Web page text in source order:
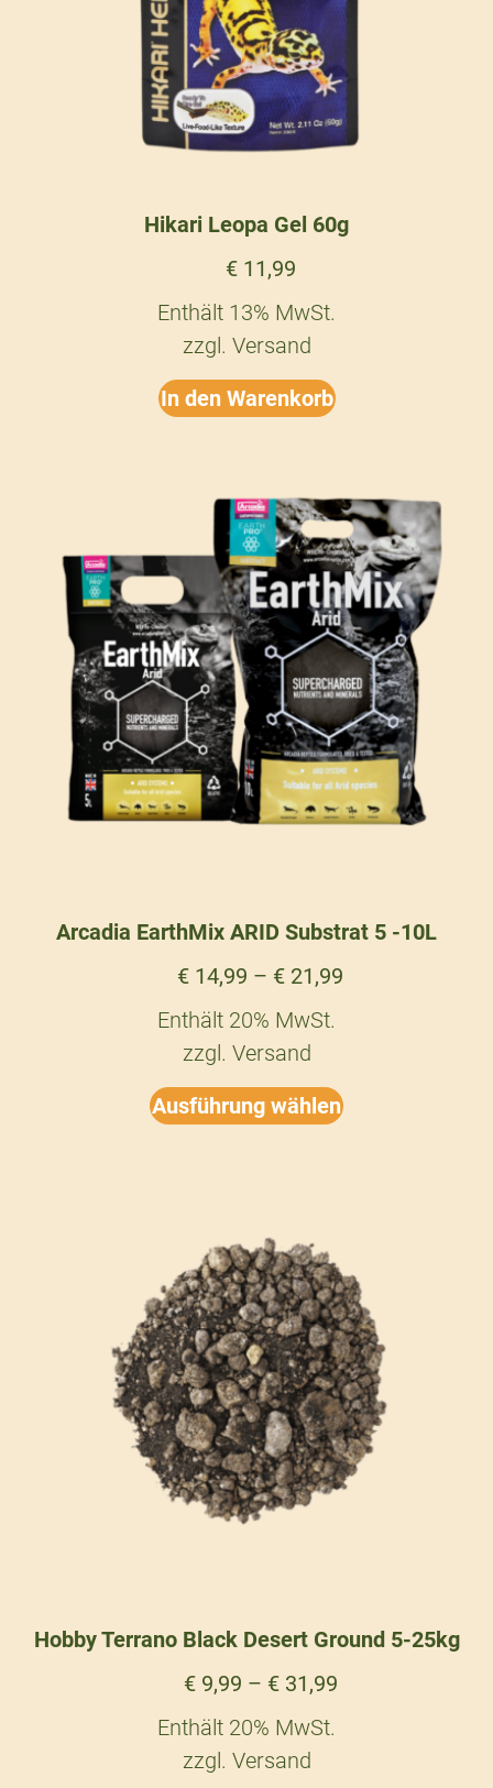
Hikari Leopa Gel 60g
€11,99
Enthält 13% MwSt.
zzgl. Versand
In den Warenkorb
Arcadia EarthMix ARID Substrat 5 -10L
€ 14,99 – € 21,99
Enthält 20% MwSt.
zzgl. Versand
Ausführung wählen
Hobby Terrano Black Desert Ground 5-25kg
€9,99 – €31,99
Enthält 20% MwSt.
zzgl. Versand